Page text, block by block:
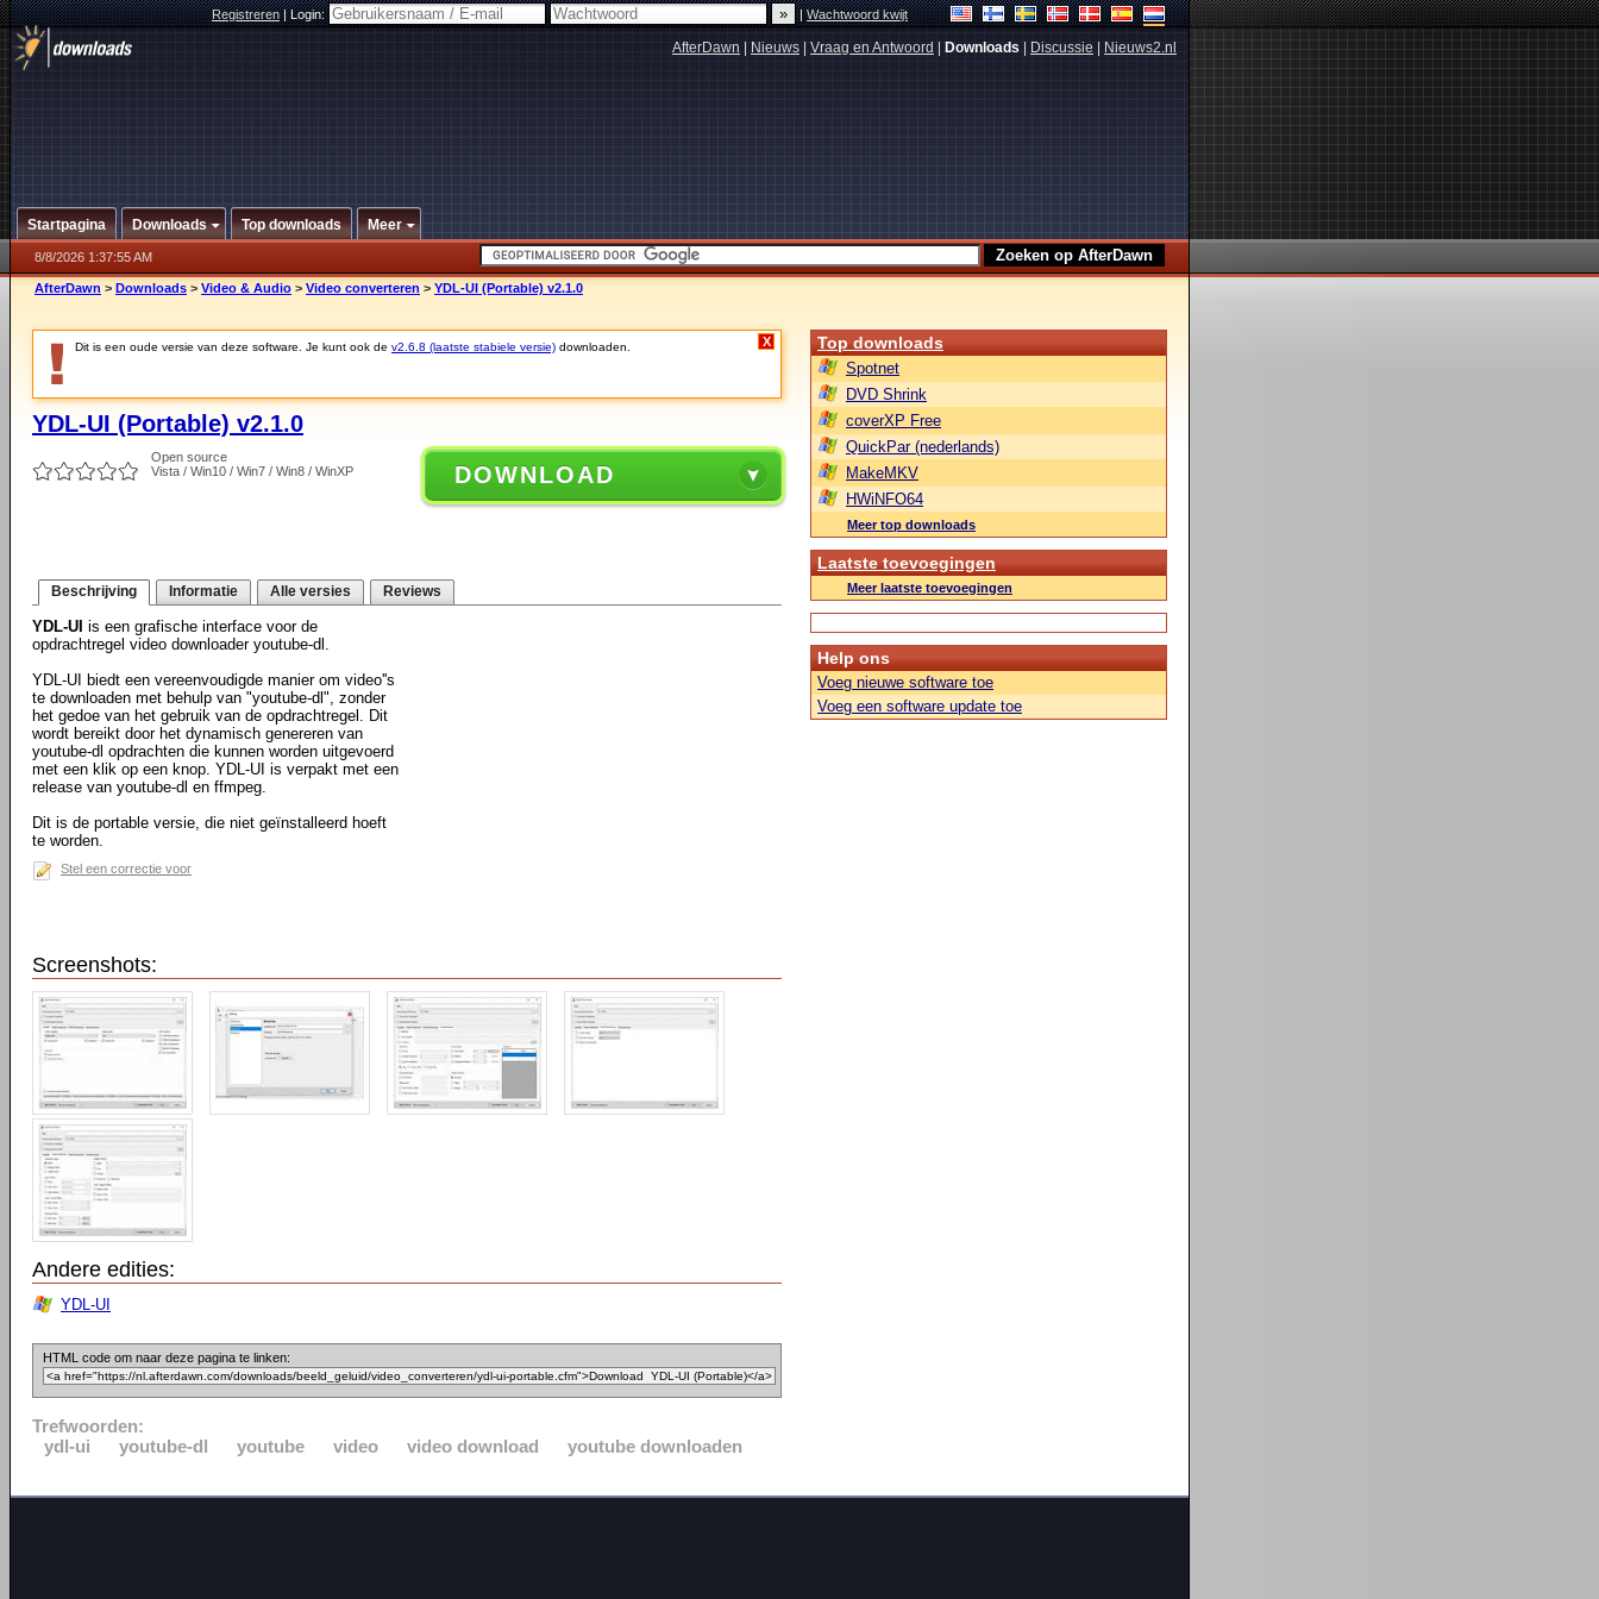
Registreren|Login: |Wachtwoord kwijt
AfterDawn Nieuws Vraag en Antwoord Downloads Discussie Nieuws2.nl
Startpagina Downloads Top downloads Meer
8/8/2026 1:37:55 AM
AfterDawn > Downloads > Video & Audio > Video converteren > YDL-UI (Portable) v2.1.0
Dit is een oude versie van deze software. Je kunt ook de v2.6.8 (laatste stabiele versie) downloaden. X
YDL-UI (Portable) v2.1.0
Open source
Vista / Win10 / Win7 / Win8 / WinXP
DOWNLOAD
Beschrijving Informatie Alle versies Reviews
YDL-UI is een grafische interface voor de
opdrachtregel video downloader youtube-dl.
YDL-UI biedt een vereenvoudigde manier om video''s
te downloaden met behulp van "youtube-dl", zonder
het gedoe van het gebruik van de opdrachtregel. Dit
wordt bereikt door het dynamisch genereren van
youtube-dl opdrachten die kunnen worden uitgevoerd
met een klik op een knop. YDL-UI is verpakt met een
release van youtube-dl en ffmpeg.
Dit is de portable versie, die niet geïnstalleerd hoeft
te worden.
Stel een correctie voor
Screenshots:
Andere edities:
YDL-UI
HTML code om naar deze pagina te linken:
Trefwoorden:
ydl-ui
youtube-dl youtube video video download youtube downloaden
Top downloads
Spotnet
DVD Shrink
coverXP Free
QuickPar (nederlands)
MakeMKV
HWiNFO64
Meer top downloads
Laatste toevoegingen
Meer laatste toevoegingen
Help ons
Voeg nieuwe software toe
Voeg een software update toe